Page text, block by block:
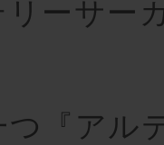
ーサー
つ『アル